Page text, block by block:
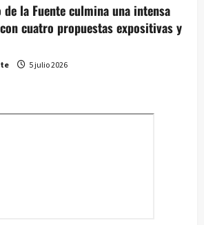
de la Fuente culmina una intensa
cuatro propuestas expositivas y
5 julio 2026